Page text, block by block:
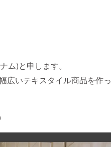
ム)と申します。
広いテキスタイル商品を作っ